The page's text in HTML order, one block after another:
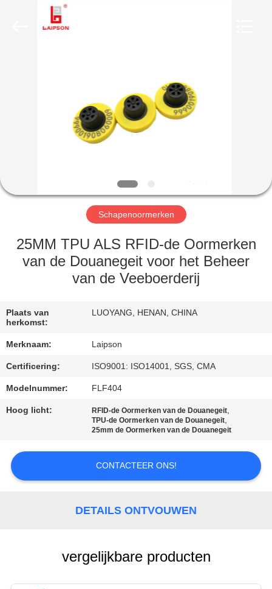
PRODUCTEN
ONGEVEER
FABRIEKSREIS
KWALITEITSCONTROLE
CONTACTEER
VERZOEK
OM
EEN
SITEMAP
Schapenoormerken
25MM TPU ALS RFID-de Oormerken
van de Douanegeit voor het Beheer
van de Veeboerderij
Plaats van
herkomst:
LUOYANG, HENAN, CHINA
Merknaam: Laipson
Certificering: ISO9001: ISO14001, SGS, CMA
Modelnummer: FLF404
Hoog licht: RFID-de Oormerken van de Douanegeit,
TPU-de Oormerken van de Douanegeit,
25mm de Oormerken van de Douanegeit
CONTACTEER ONS!
DETAILS ONTVOUWEN
vergelijkbare producten